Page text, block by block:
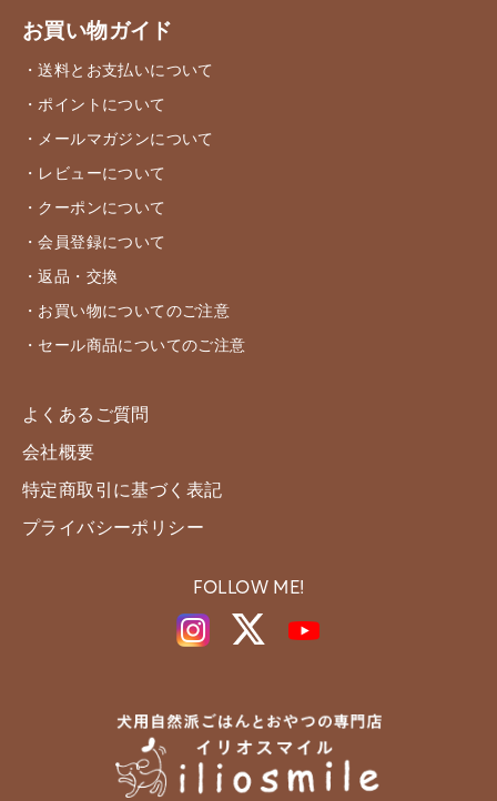
お買い物ガイド
・送料とお支払いについて
・ポイントについて
・メールマガジンについて
・レビューについて
・クーポンについて
・会員登録について
・返品・交換
・お買い物についてのご注意
・セール商品についてのご注意
よくあるご質問
会社概要
特定商取引に基づく表記
プライバシーポリシー
FOLLOW ME!